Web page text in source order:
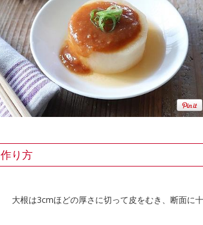
作り方
大根は3cmほどの厚さに切って皮をむき、断面に